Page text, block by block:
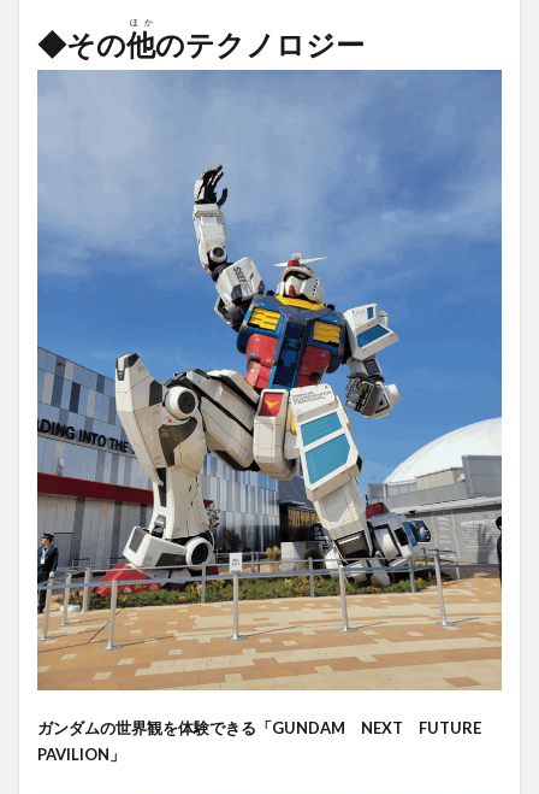
◆その他
ほか
のテクノロジー
ガンダムの世界観を体験できる「GUNDAM NEXT FUTURE
PAVILION」